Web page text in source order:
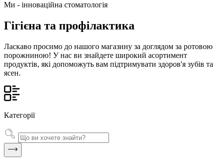
Ми - інноваційна стоматологія
Гігієна та профілактика
Ласкаво просимо до нашого магазину за доглядом за ротовою
порожниною! У нас ви знайдете широкий асортимент
продуктів, які допоможуть вам підтримувати здоров'я зубів та
ясен.
Категорії